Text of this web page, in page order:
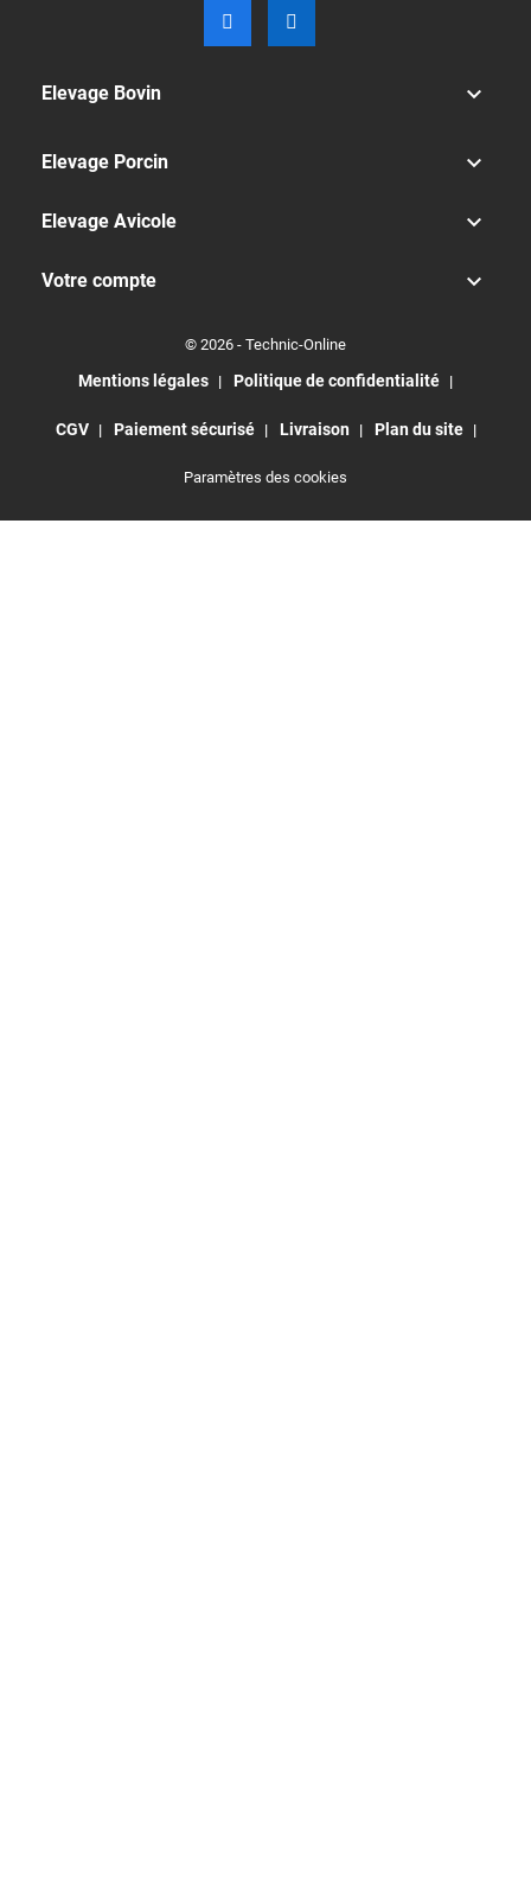
Elevage Bovin 
Elevage Porcin 
Elevage Avicole 
Votre compte 
© 2026 - Technic-Online
Mentions légales Politique de confidentialité
CGV Paiement sécurisé Livraison Plan du site
Paramètres des cookies